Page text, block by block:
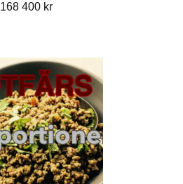
168 400 kr